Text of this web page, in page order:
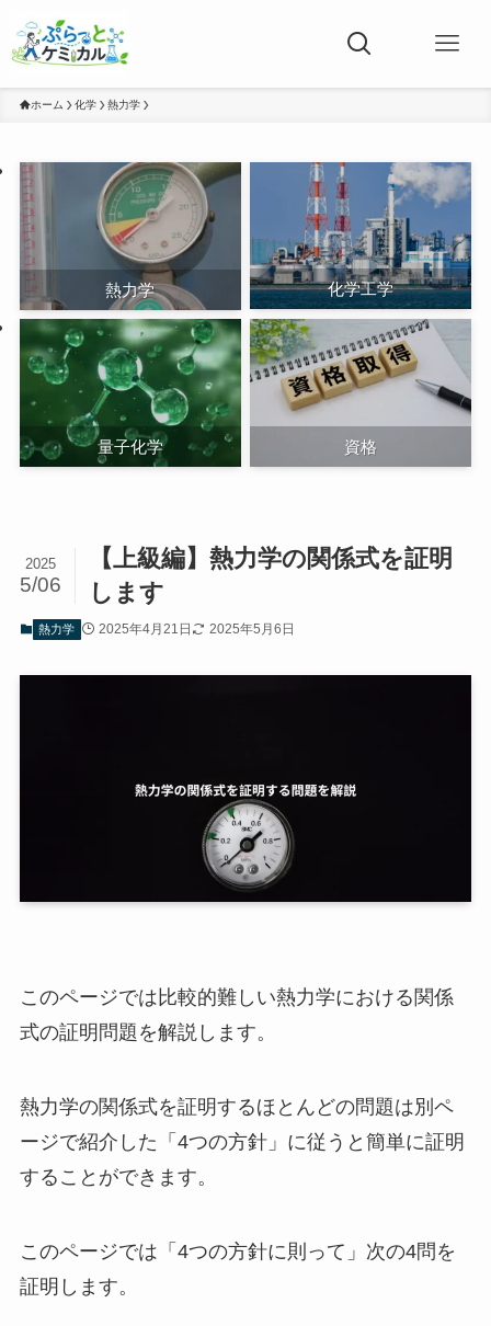
ホーム 化学 熱力学
熱力学 化学工学
量子化学 資格
【上級編】熱力学の関係式を証明
します
2025
5/06
熱力学 2025年4月21日 2025年5月6日
このページでは比較的難しい熱力学における関係
式の証明問題を解説します。
熱力学の関係式を証明するほとんどの問題は別ペ
ージで紹介した「4つの方針」に従うと簡単に証明
することができます。
このページでは「4つの方針に則って」次の4問を
証明します。